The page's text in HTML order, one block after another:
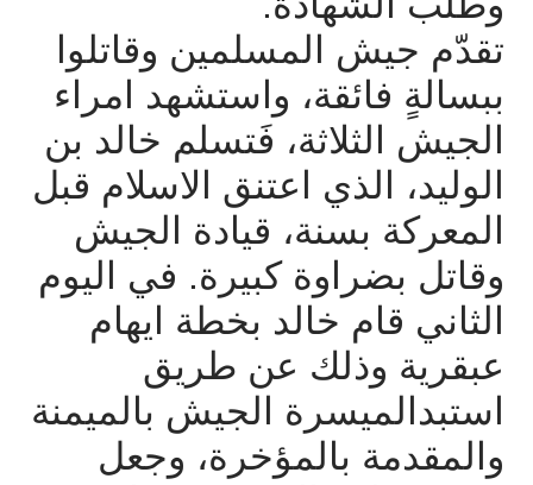
تقدّم جيش المسلمين وقاتلوا
ببسالةٍ فائقة، واستشهد امراء
الجيش الثلاثة، فَتسلم خالد بن
الوليد، الذي اعتنق الاسلام قبل
المعركة بسنة، قيادة الجيش
وقاتل بضراوة كبيرة. في اليوم
الثاني قام خالد بخطة ايهام
عبقرية وذلك عن طريق
استبدالميسرة الجيش بالميمنة
والمقدمة بالمؤخرة، وجعل